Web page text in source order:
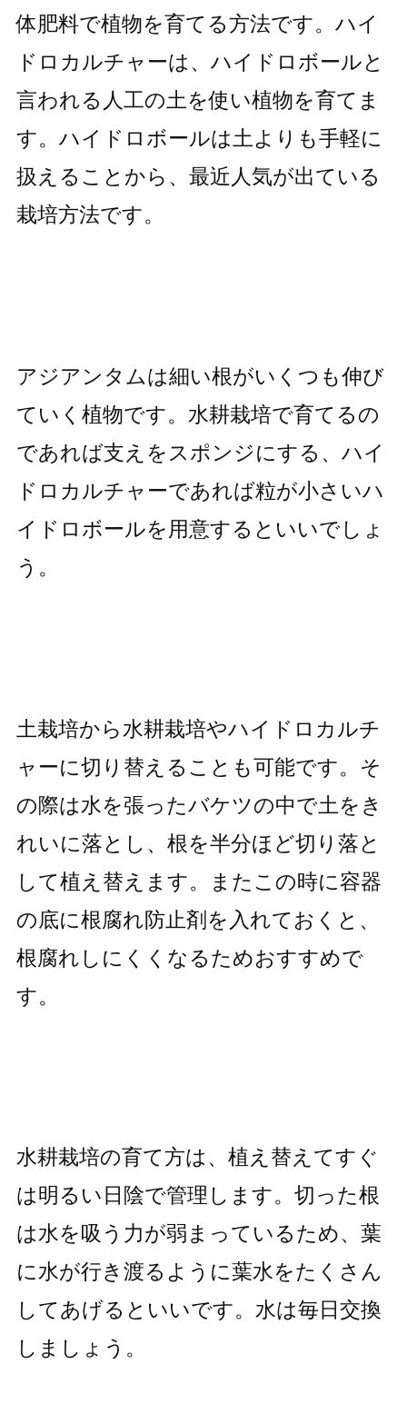
体肥料で植物を育てる方法です。ハイ
ドロカルチャーは、ハイドロボールと
言われる人工の土を使い植物を育てま
す。ハイドロボールは土よりも手軽に
扱えることから、最近人気が出ている
栽培方法です。
アジアンタムは細い根がいくつも伸び
ていく植物です。水耕栽培で育てるの
であれば支えをスポンジにする、ハイ
ドロカルチャーであれば粒が小さいハ
イドロボールを用意するといいでしょ
う。
土栽培から水耕栽培やハイドロカルチ
ャーに切り替えることも可能です。そ
の際は水を張ったバケツの中で土をき
れいに落とし、根を半分ほど切り落と
して植え替えます。またこの時に容器
の底に根腐れ防止剤を入れておくと、
根腐れしにくくなるためおすすめで
す。
水耕栽培の育て方は、植え替えてすぐ
は明るい日陰で管理します。切った根
は水を吸う力が弱まっているため、葉
に水が行き渡るように葉水をたくさん
してあげるといいです。水は毎日交換
しましょう。